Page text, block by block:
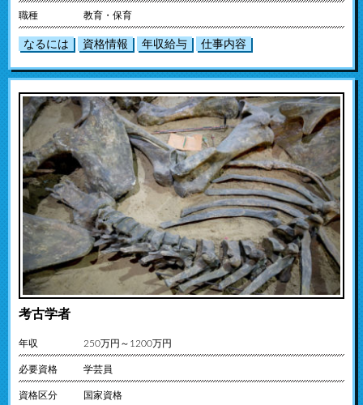
職種 教育・保育
なるには 資格情報 年収給与 仕事内容
考古学者
年収 250万円～1200万円
必要資格 学芸員
資格区分 国家資格